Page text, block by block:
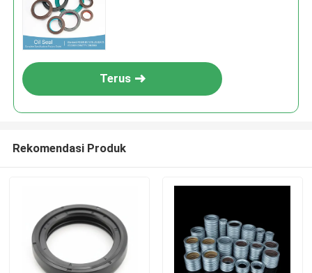
Terus
Rekomendasi Produk